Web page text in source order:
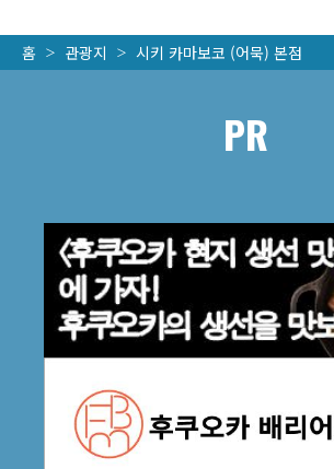
홈 관광지 시키 카마보코 (어묵) 본점
PR